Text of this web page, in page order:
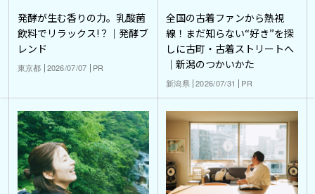
発酵が生む香りの力。乳酸菌
飲料でリラックス!？｜発酵ブ
レンド
東京都 2026/07/07 PR
全国の古着ファンから熱視
線！まだ知らない“好き”を探
しに古町・古着ストリートへ
｜新潟のつかいかた
新潟県 2026/07/31 PR